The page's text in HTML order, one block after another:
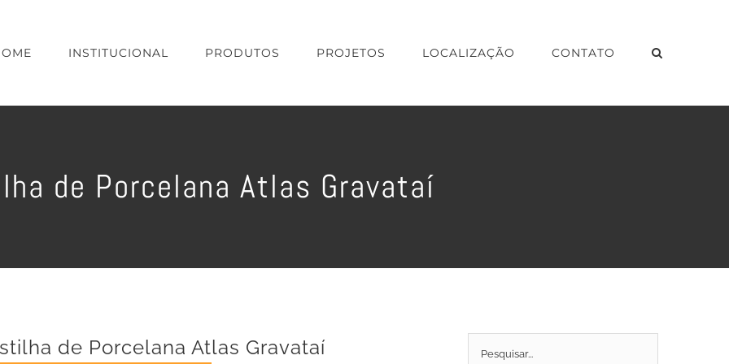
INSTITUCIONAL PRODUTOS PROJETOS LOCALIZAÇÃO CONTATO
de Porcelana Atlas Gravataí
de Porcelana Atlas Gravataí